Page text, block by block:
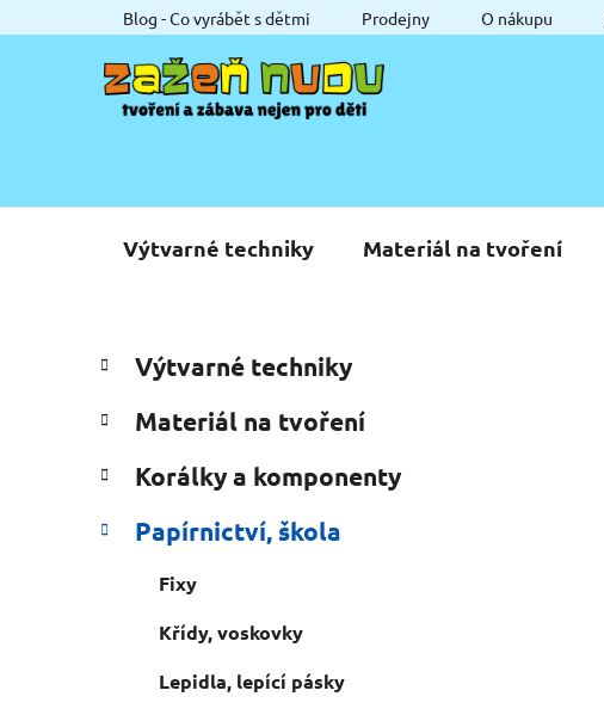
na
Blog - Co vyrábět s dětmi Prodejny O nákupu
Výtvarné techniky Materiál na tvoření
P
o
s
r
n
Přeskočit
kategorie
a
e
o
i
Výtvarné techniky
Materiál na tvoření
Korálky a komponenty
Papírnictví, škola
Fixy
Křídy, voskovky
Lepidla, lepící pásky